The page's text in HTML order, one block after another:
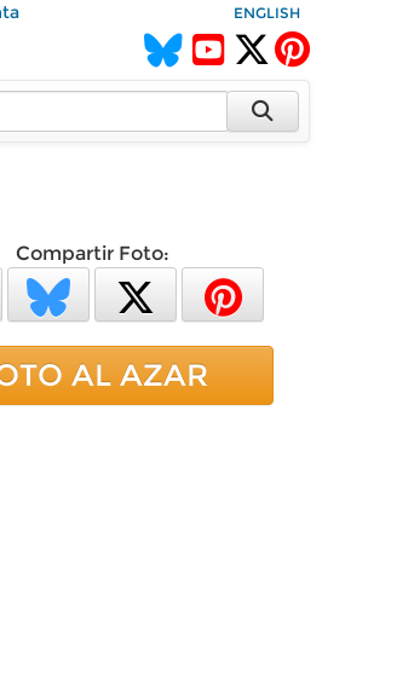
ENGLISH
Compartir Foto:
AL AZAR